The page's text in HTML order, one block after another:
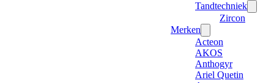
Tandtechniek
Zircon
Merken
Acteon
AKOS
Anthogyr
Ariel Quetin